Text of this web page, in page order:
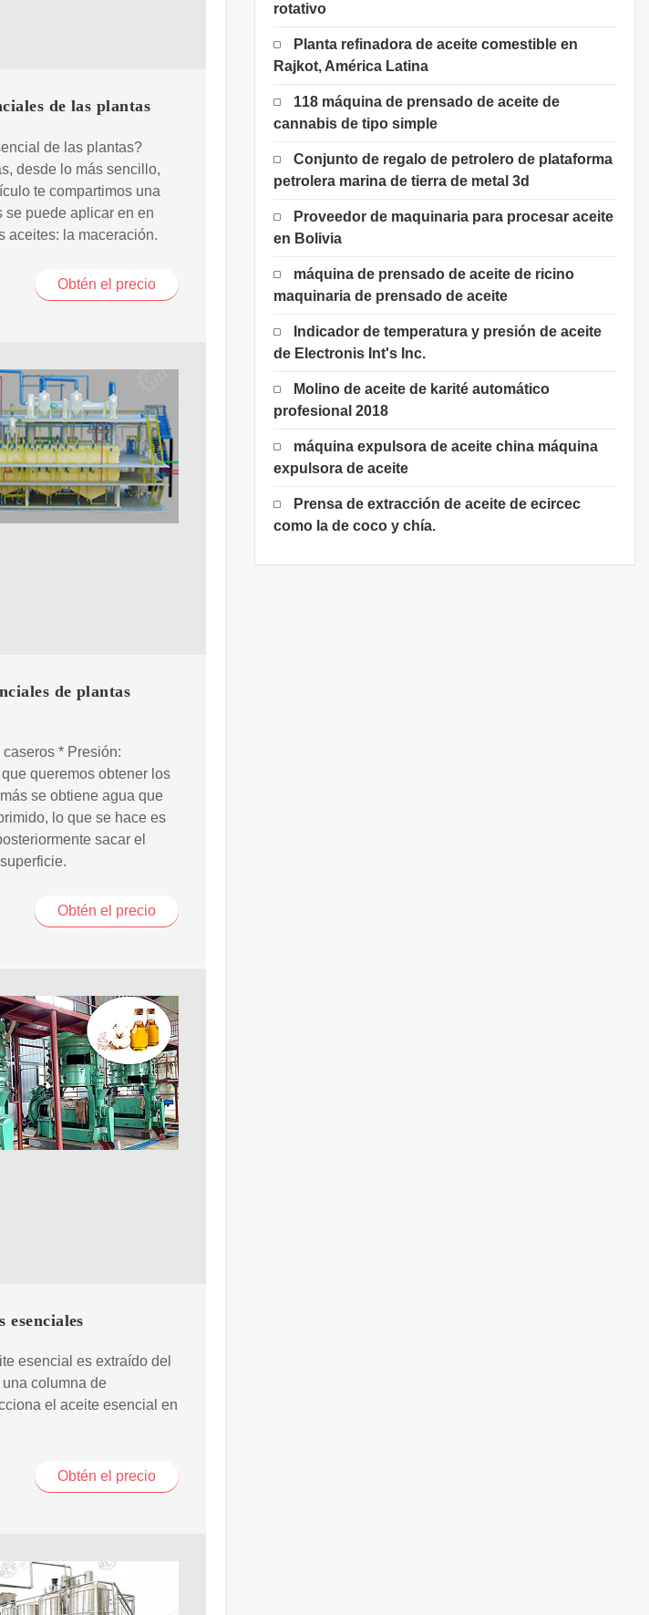
de las plantas
de las plantas?
desde lo más sencillo,
te compartimos una
puede aplicar en en
aceites: la maceración.
Obtén el precio
de plantas
* Presión:
queremos obtener los
se obtiene agua que
lo que se hace es
sacar el
Obtén el precio
esenciales
esencial es extraído del
columna de
el aceite esencial en
Obtén el precio
rotativo
Planta refinadora de aceite comestible en
Rajkot, América Latina
118 máquina de prensado de aceite de
cannabis de tipo simple
Conjunto de regalo de petrolero de plataforma
petrolera marina de tierra de metal 3d
Proveedor de maquinaria para procesar aceite
en Bolivia
máquina de prensado de aceite de ricino
maquinaria de prensado de aceite
Indicador de temperatura y presión de aceite
de Electronis Int's Inc.
Molino de aceite de karité automático
profesional 2018
máquina expulsora de aceite china máquina
expulsora de aceite
Prensa de extracción de aceite de ecircec
como la de coco y chía.